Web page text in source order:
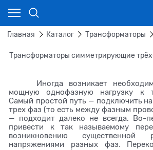
Главная Каталог Трансформаторы
Трансформаторы симметрирующие
Иногда возникает
мощную однофазную нагрузку к
Самый простой путь — подключить
трех фаз (то есть между фазным
— подходит далеко не всегда. Во-
привести к так называемому
возникновению существенной
напряжениями разных фаз.